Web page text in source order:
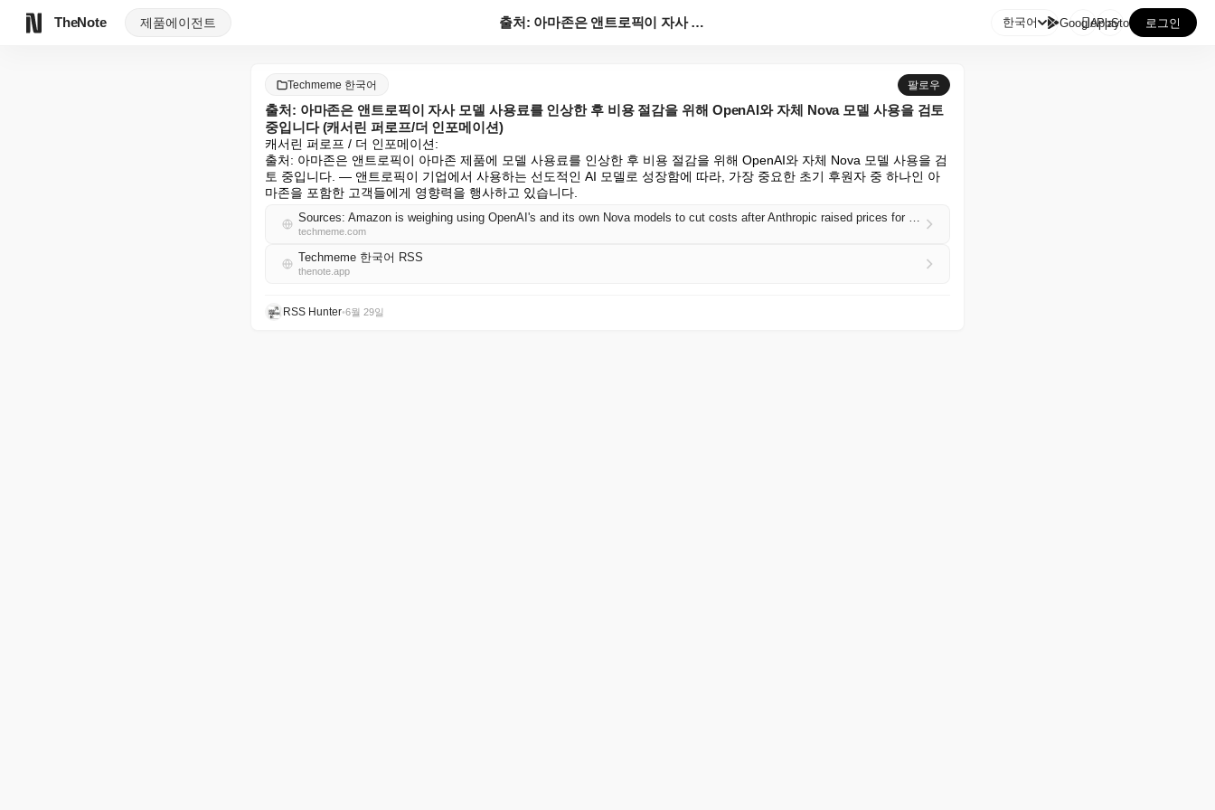
TheNote 제품에이전트 출처: 아마존은 앤트로픽이 자사 모델 사용료를 인상한 ... 한국어 GooglePlay
AppStore 로그인
Techmeme 한국어 팔로우
출처: 아마존은 앤트로픽이 자사 모델 사용료를 인상한 후 비용 절감을 위해 OpenAI와 자체 Nova 모델 사용을 검토
중입니다 (캐서린 퍼로프/더 인포메이션)
캐서린 퍼로프 / 더 인포메이션:
출처: 아마존은 앤트로픽이 아마존 제품에 모델 사용료를 인상한 후 비용 절감을 위해 OpenAI와 자체 Nova 모델 사용을 검
토 중입니다. — 앤트로픽이 기업에서 사용하는 선도적인 AI 모델로 성장함에 따라, 가장 중요한 초기 후원자 중 하나인 아
마존을 포함한 고객들에게 영향력을 행사하고 있습니다.
Sources: Amazon is weighing using OpenAI's and its own Nova models to cut costs after Anthropic raised prices for using its models in Amazon products (Catherine Perloff/The Information)
techmeme.com
Techmeme 한국어 RSS
thenote.app
RSS Hunter•6월 29일